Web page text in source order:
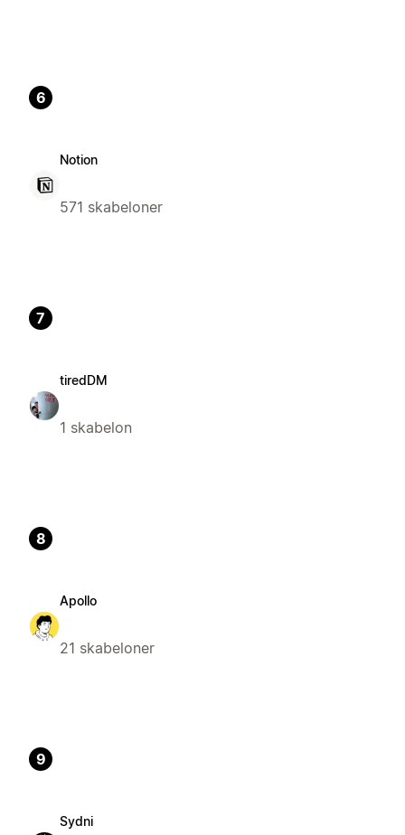
6
Notion
571 skabeloner
7
tiredDM
1 skabelon
8
Apollo
21 skabeloner
9
Sydni